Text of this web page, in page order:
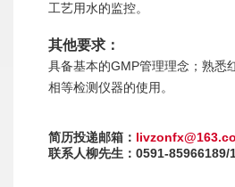
工艺用水的监控。
其他要求：
具备基本的GMP管理理念；熟悉
相等检测仪器的使用。
简历投递邮箱：
联系人柳先生：0591-85966189/